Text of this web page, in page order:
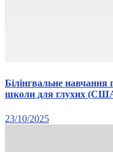
Білінгвальне навчання
школи для глухих
23/10/2025